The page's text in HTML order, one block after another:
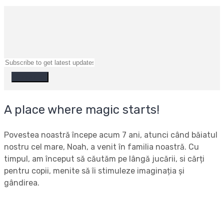
A place where magic starts!
Povestea noastră începe acum 7 ani, atunci când băiatul
nostru cel mare, Noah, a venit în familia noastră. Cu
timpul, am început să căutăm pe lângă jucării, si cărți
pentru copii, menite să îi stimuleze imaginația și
gândirea.